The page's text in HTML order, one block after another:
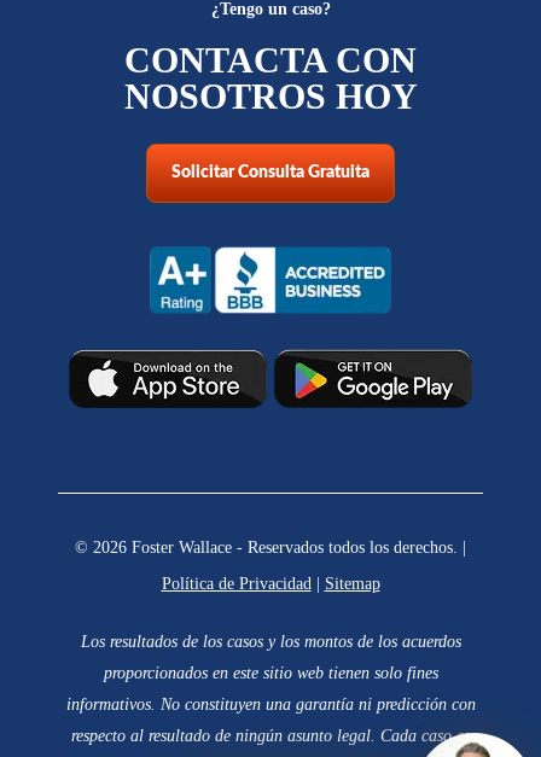
¿Tengo un caso?
CONTACTA CON
NOSOTROS HOY
Solicitar Consulta Gratuita
© 2026 Foster Wallace - Reservados todos los derechos. |
Política de Privacidad | Sitemap
Los resultados de los casos y los montos de los acuerdos
proporcionados en este sitio web tienen solo fines
informativos. No constituyen una garantía ni predicción con
respecto al resultado de ningún asunto legal. Cada caso es